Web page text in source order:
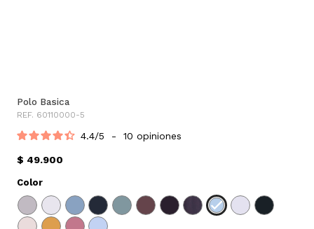
Polo Basica
REF. 60110000-5
4.4/5 - 10 opiniones
$ 49.900
Color